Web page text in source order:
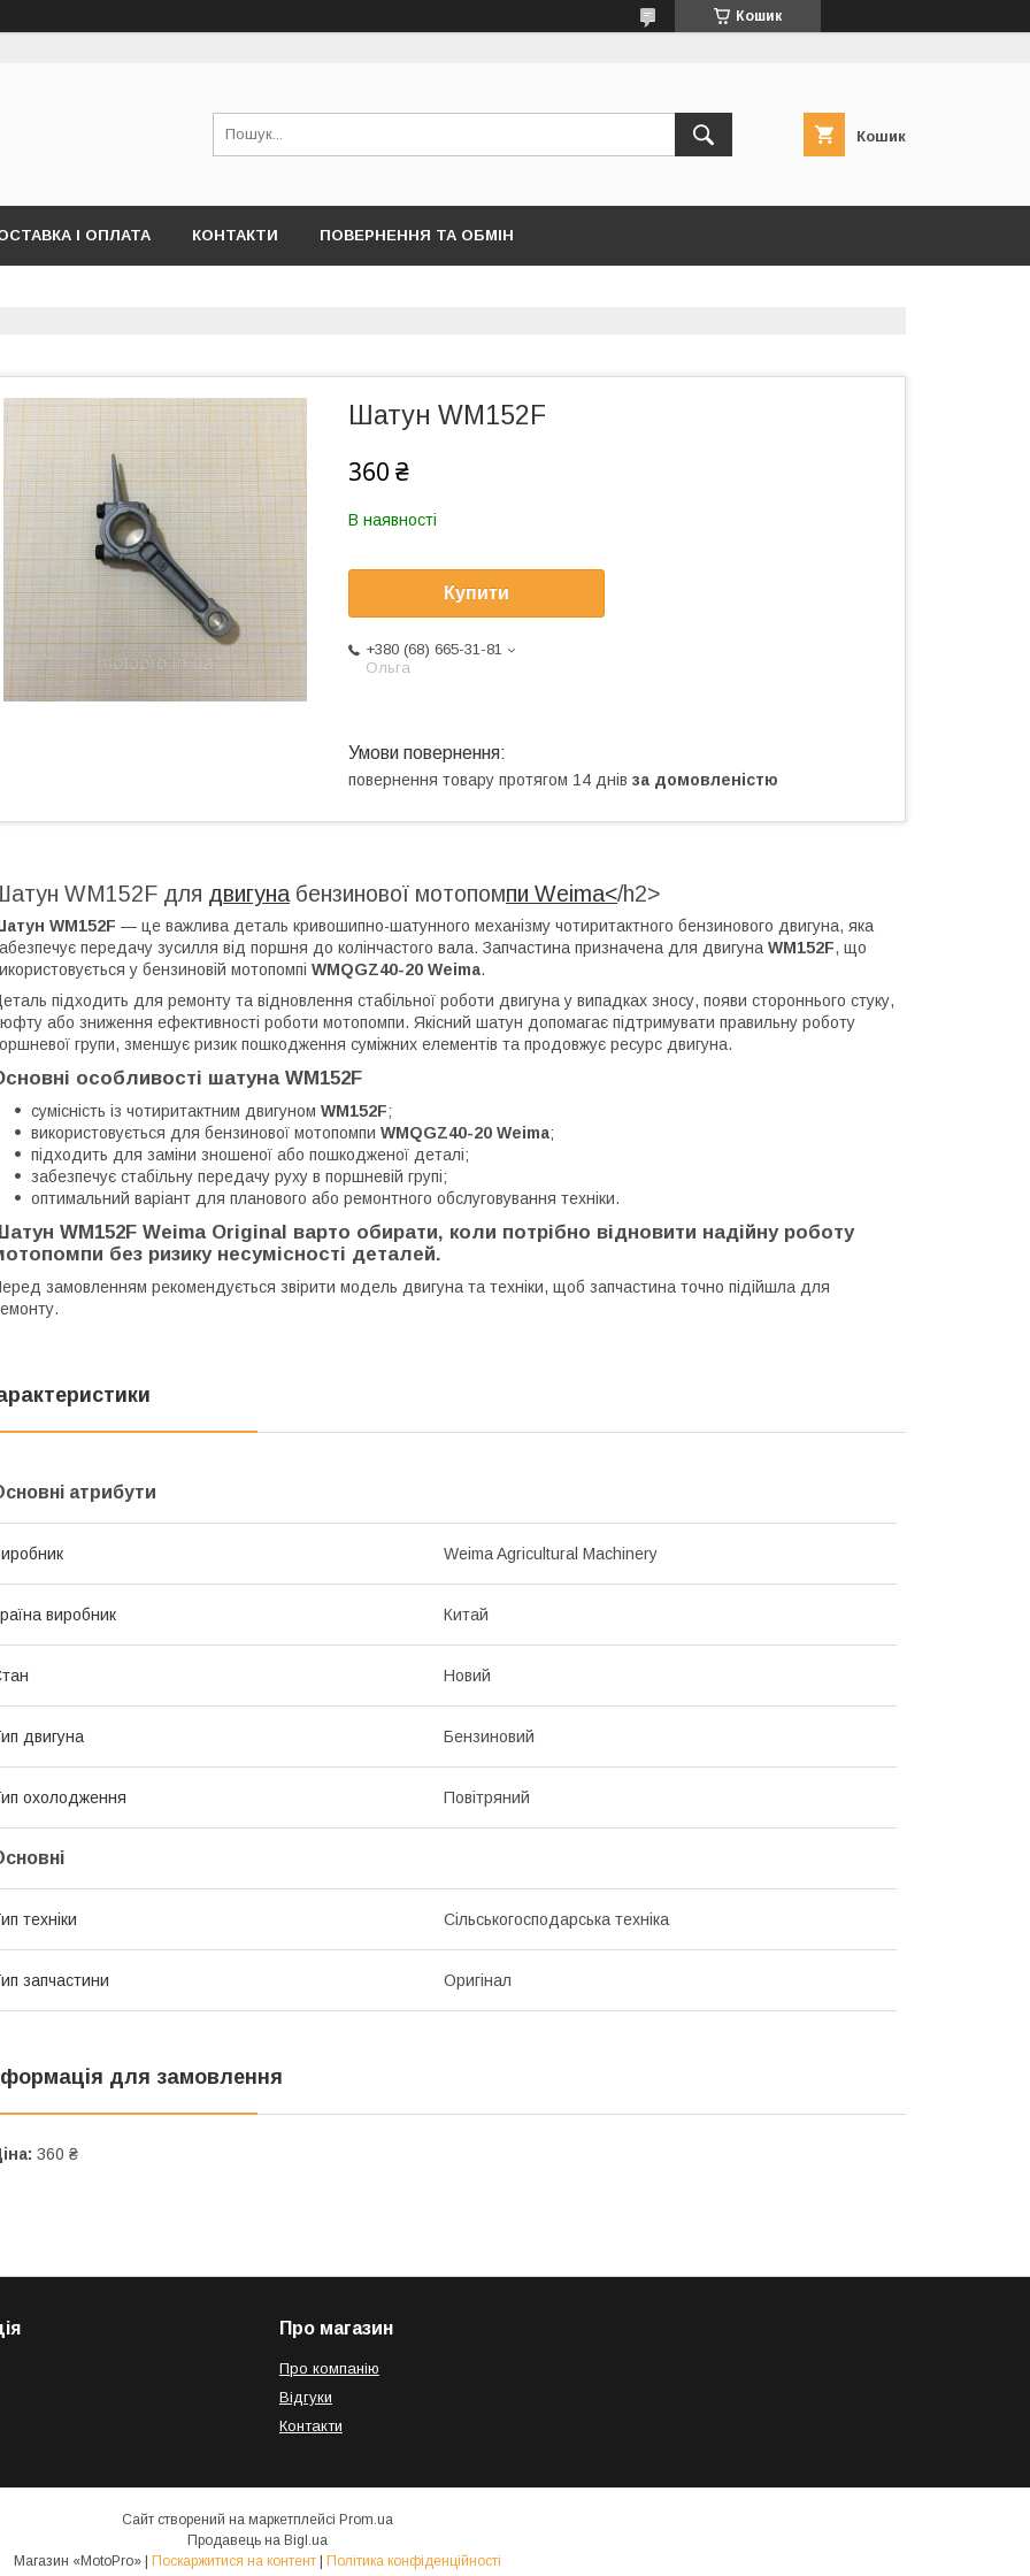
Кошик
Кошик
І ОПЛАТА КОНТАКТИ ПОВЕРНЕННЯ ТА ОБМІН
Шатун WM152F
360 ₴
В наявності
Купити
+380 (68) 665-31-81
Ольга
повернення товару протягом 14 днів за домовленістю
WM152F для двигунабензинової мотопомпи Weima</h2>
WM152F — це важлива деталь кривошипно-шатунного механізму чотиритактного бензинового двигуна, яка
передачу зусилля від поршня до колінчастого вала. Запчастина призначена для двигуна WM152F, що
у бензиновій мотопомпі WMQGZ40-20 Weima.
підходить для ремонту та відновлення стабільної роботи двигуна у випадках зносу, появи стороннього стуку,
або зниження ефективності роботи мотопомпи. Якісний шатун допомагає підтримувати правильну роботу
групи, зменшує ризик пошкодження суміжних елементів та продовжує ресурс двигуна.
особливості шатуна WM152F
сумісність із чотиритактним двигуном WM152F;
використовується для бензинової мотопомпи WMQGZ40-20 Weima;
підходить для заміни зношеної або пошкодженої деталі;
забезпечує стабільну передачу руху в поршневій групі;
оптимальний варіант для планового або ремонтного обслуговування техніки.
WM152F Weima Original варто обирати, коли потрібно відновити надійну роботу
без ризику несумісності деталей.
замовленням рекомендується звірити модель двигуна та техніки, щоб запчастина точно підійшла для
атрибути
Weima Agricultural Machinery
виробник Китай
Новий
двигуна Бензиновий
охолодження Повітряний
техніки Сільськогосподарська техніка
запчастини Оригінал
для замовлення
360 ₴
Про магазин
Про компанію
Відгуки
Контакти
Сайт створений на маркетплейсі Prom.ua
Продавець на Bigl.ua
Магазин «MotoPro» | Поскаржитися на контент | Політика конфіденційності